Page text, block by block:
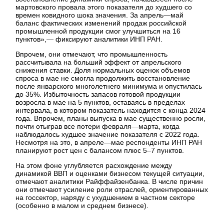
мартовского провала этого показателя до худшего со
времен ковидного шока значения. За апрель—май
баланс фактических изменений продаж российской
промышленной продукции смог улучшиться на 16
пунктов»,— фиксируют аналитики ИНП РАН.
Впрочем, они отмечают, что промышленность
рассчитывала на больший эффект от апрельского
снижения ставки. Доля нормальных оценок объемов
спроса в мае не смогла продолжить восстановление
после январского многолетнего минимума и опустилась
до 35%. Избыточность запасов готовой продукции
возросла в мае на 5 пунктов, оставаясь в пределах
интервала, в котором показатель находится с конца 2024
года. Впрочем, планы выпуска в мае существенно росли,
почти отыграв все потери февраля—марта, когда
наблюдалось худшее значение показателя с 2022 года.
Несмотря на это, в апреле—мае респонденты ИНП РАН
планируют рост цен с балансом плюс 5–7 пунктов.
На этом фоне углубляется расхождение между
динамикой ВВП и оценками бизнесом текущей ситуации,
отмечают аналитики Райффайзенбанка. В числе причин
они отмечают усиление роли отраслей, ориентированных
на госсектор, наряду с ухудшением в частном секторе
(особенно в малом и среднем бизнесе).